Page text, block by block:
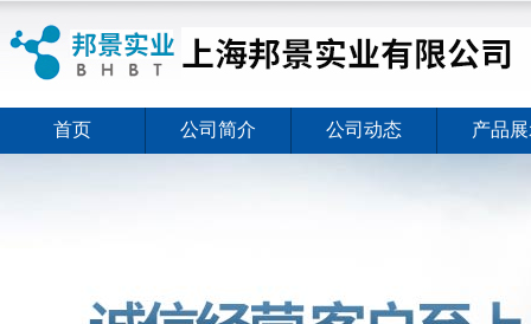
首页 公司简介 公司动态 产品